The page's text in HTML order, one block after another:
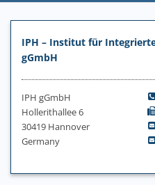
IPH – Institut für
gGmbH
IPH gGmbH
Hollerithallee 6
30419 Hannover
Germany